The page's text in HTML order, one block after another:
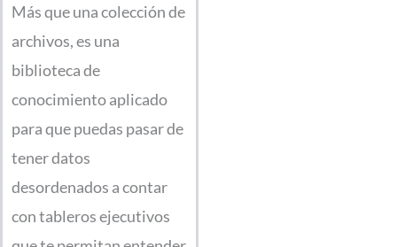
Más que una colección de
archivos, es una
biblioteca de
conocimiento aplicado
para que puedas pasar de
tener datos
desordenados a contar
con tableros ejecutivos